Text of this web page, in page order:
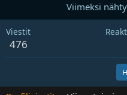
Viimeksi nähty
Viestit
476